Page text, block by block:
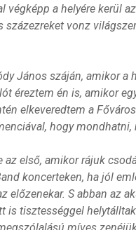
a helyére kerül
vonz
János száján, amikor a
éreztem én is, amikor
elkeveredtem a
hogy
első, amikor rájuk
koncerteken, ha jól
előzenekar. S abban az
is tisztességgel